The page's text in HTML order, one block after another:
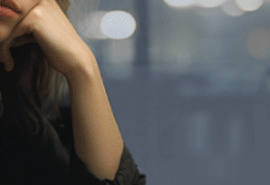
у
вертолете.
эфире инстаграм
пройдет выбор
крутые призы от